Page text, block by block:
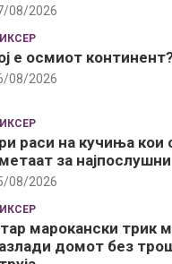
08/2026
е осмиот
08/2026
раси на кучиња кои
за најпослушни
08/2026
марокански трик
домот без